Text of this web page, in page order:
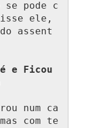
pode c
ele,
assent
e Ficou
num ca
com te